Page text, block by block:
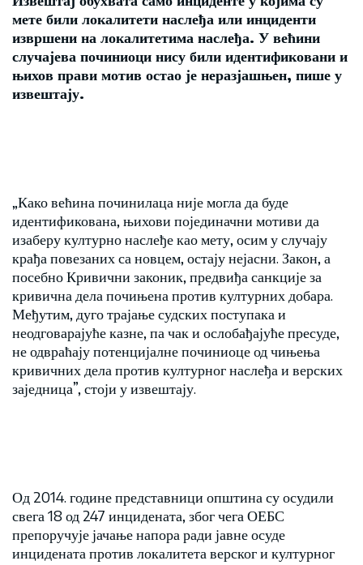
мете били локалитети наслеђа или инциденти
извршени на локалитетима наслеђа. У већини
случајева починиоци нису били идентификовани и
њихов прави мотив остао је неразјашњен, пише у
извештају.
„Како већина починилаца није могла да буде
идентификована, њихови појединачни мотиви да
изаберу културно наслеђе као мету, осим у случају
крађа повезаних са новцем, остају нејасни. Закон, а
посебно Кривични законик, предвиђа санкције за
кривична дела почињена против културних добара.
Међутим, дуго трајање судских поступака и
неодговарајуће казне, па чак и ослобађајуће пресуде,
не одвраћају потенцијалне починиоце од чињења
кривичних дела против културног наслеђа и верских
заједница”, стоји у извештају.
Од 2014. године представници општина су осудили
свега 18 од 247 инцидената, због чега ОЕБС
препоручује јачање напора ради јавне осуде
инцидената против локалитета верског и културног